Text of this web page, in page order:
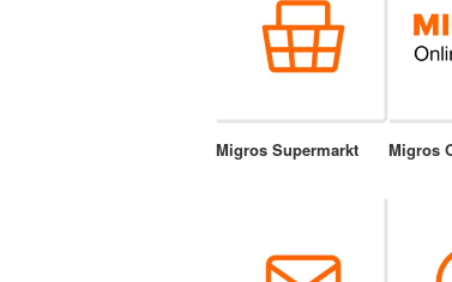
Migros Supermarkt Migros